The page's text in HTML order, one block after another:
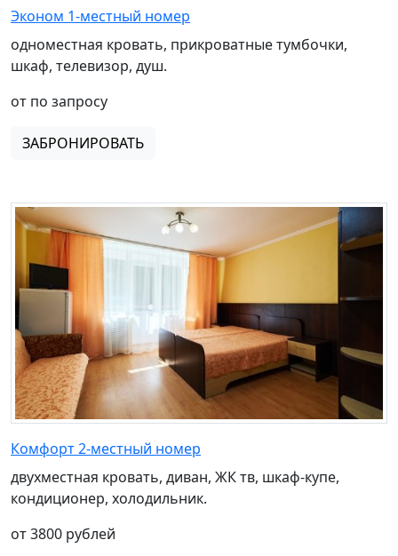
Эконом 1-местный номер
одноместная кровать, прикроватные тумбочки,
шкаф, телевизор, душ.
от по запросу
ЗАБРОНИРОВАТЬ
Комфорт 2-местный номер
двухместная кровать, диван, ЖК тв, шкаф-купе,
кондиционер, холодильник.
от 3800 рублей